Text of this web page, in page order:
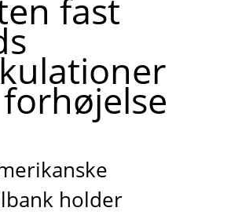
fast
holder